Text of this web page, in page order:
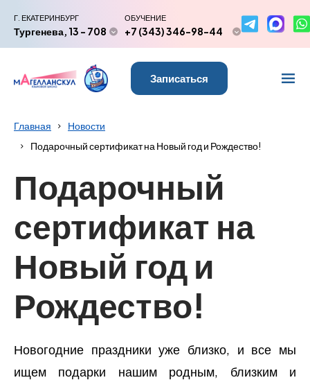
Г. ЕКАТЕРИНБУРГ
Тургенева, 13 - 708
ОБУЧЕНИЕ
+7 (343) 346-98-44
Записаться
Главная
Новости
Подарочный сертификат на Новый год и Рождество!
Подарочный
сертификат на
Новый год и
Рождество!
Новогодние праздники уже близко, и все мы
ищем подарки нашим родным, близким и